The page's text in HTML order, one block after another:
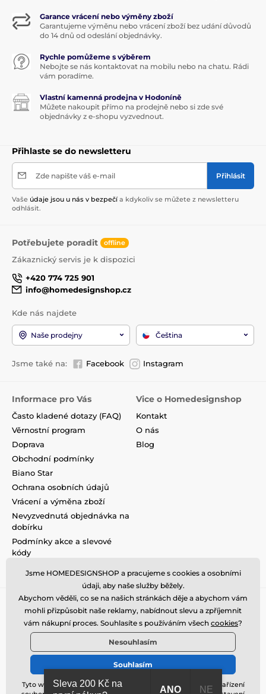
Garance vrácení nebo výměny zboží
Garantujeme výměnu nebo vrácení zboží bez udání důvodů
do 14 dnů od odeslání objednávky.
Rychle pomůžeme s výběrem
Nebojte se nás kontaktovat na mobilu nebo na chatu. Rádi
vám poradíme.
Vlastní kamenná prodejna v Hodoníně
Můžete nakoupit přímo na prodejně nebo si zde své
objednávky z e-shopu vyzvednout.
Přihlaste se do newsletteru
Zde napište váš e-mail Přihlásit
Vaše údaje jsou u nás v bezpečí a kdykoliv se můžete z newsletteru
odhlásit.
Potřebujete poradit offline
Zákaznický servis je k dispozici
+420 774 725 901
info@homedesignshop.cz
Kde nás najdete
Naše prodejny Čeština
Jsme také na: Facebook Instagram
Informace pro Vás
Často kladené dotazy (FAQ)
Věrnostní program
Doprava
Obchodní podmínky
Biano Star
Ochrana osobních údajů
Vrácení a výměna zboží
Nevyzvednutá objednávka na
dobírku
Podmínky akce a slevové
kódy
Vice o Homedesignshop
Kontakt
O nás
Blog
Jsme HOMEDESIGNSHOP a pracujeme s cookies a osobními
údaji, aby naše služby běžely.
Abychom věděli, co se na našich stránkách děje a abychom vám
mohli přizpůsobit naše reklamy, nabídnout slevu a zpříjemnit
vám nákupní proces. Souhlasíte s používáním všech cookies?
Nesouhlasím
Souhlasím
Tyto webové stránky ukládají v souladu se zákony na vaše zařízení
Sleva 200 Kč na
ANO NE